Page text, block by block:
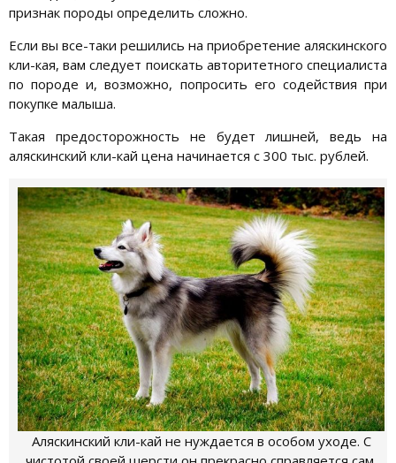
признак породы определить сложно.
Если вы все-таки решились на приобретение аляскинского
кли-кая, вам следует поискать авторитетного специалиста
по породе и, возможно, попросить его содействия при
покупке малыша.
Такая предосторожность не будет лишней, ведь на
аляскинский кли-кай цена начинается с 300 тыс. рублей.
Аляскинский кли-кай не нуждается в особом уходе. С